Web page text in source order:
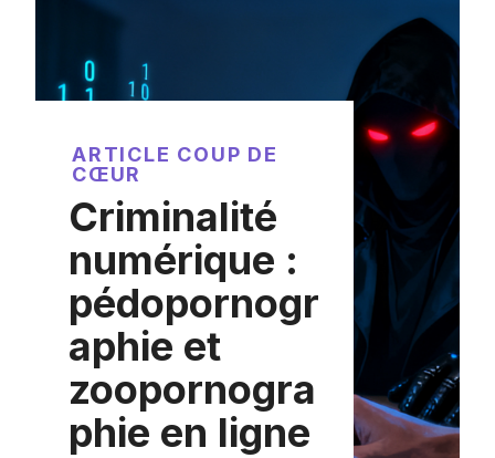
ARTICLE COUP DE
CŒUR
Criminalité
numérique :
pédopornogr
aphie et
zoopornogra
phie en ligne